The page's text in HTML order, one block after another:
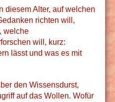
diesem Alter, auf welchen
richten will,
welche
will, kurz:
lässt und was es mit
den Wissensdurst,
auf das Wollen. Wofür